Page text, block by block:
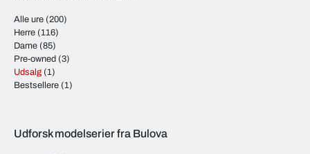
Alle ure (200)
Herre (116)
Dame (85)
Pre-owned (3)
Udsalg (1)
Bestsellere (1)
Udforsk modelserier fra Bulova